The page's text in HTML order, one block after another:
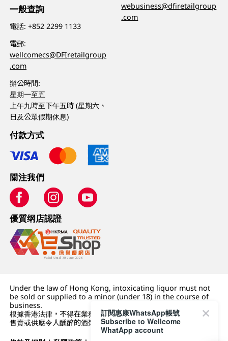
一般查詢
電話:+852 2299 1133
電郵:
wellcomecs@DFIretailgroup
.com
辦公時間:
星期一至五
上午九時至下午五時 (星期六、
日及公眾假期休息)
webusiness@dfiretailgroup
.com
付款方式
關注我們
優質纲店認證
Under the law of Hong Kong, intoxicating liquor must not
be sold or supplied to a minor (under 18) in the course of
business.
根據香港法律，不得在業務過程中，向未成年人 (18 歲以下人士)
售賣或供應令人醺醉的酒類。
訂閱惠康WhatsApp帳號
Subscribe to Wellcome
WhatApp account